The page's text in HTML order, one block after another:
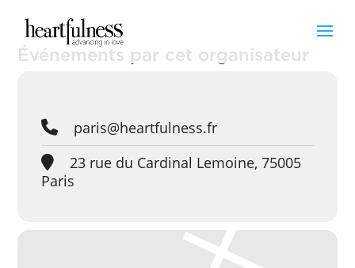
Événements par cet organisateur
paris@heartfulness.fr
23 rue du Cardinal Lemoine, 75005
Paris